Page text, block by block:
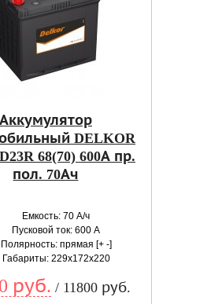
Аккумулятор
DELKOR
68(70) 600А пр.
пол. 70Ач
Емкость: 70 А/ч
Пусковой ток: 600 А
Полярность: прямая [+ -]
Габариты: 229x172x220
руб. / 11800 руб.